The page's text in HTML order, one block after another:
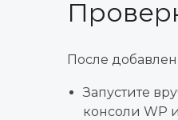
После
Запустите
консоли WP